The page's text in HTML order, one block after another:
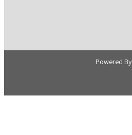
Powered By